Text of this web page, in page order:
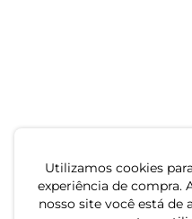
Utilizamos cookies
experiência de compra.
nosso site você está de